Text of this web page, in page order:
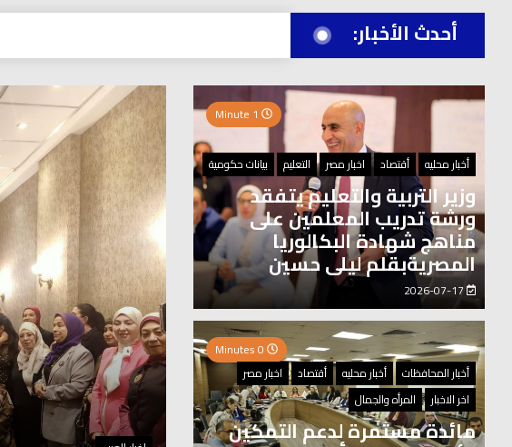
أحدث الأخبار:
أخبار محليه أقتصاد اخبار مصر التعليم بيانات حكومية
وزير التربية والتعليم يتفقد
ورشة تدريب المعلمين على
مناهج شهادة البكالوريا
المصريةبقلم ليلى حسين
2026-07-17
أخبار المحافظات
أخبار محليه أقتصاد
اخبار مصر
اخر الاخبار
المرأه والجمال
مائدة مستمرة لدعم التمكين
0 Minutes